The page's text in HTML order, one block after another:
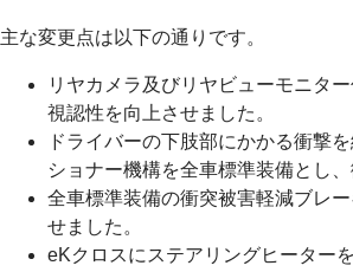
主な変更点は以下の通りです。
リヤカメラ及びリヤビューモニタ
視認性を向上させました。
ドライバーの下肢部にかかる衝撃
ショナー機構を全車標準装備とし
全車標準装備の衝突被害軽減ブレ
せました。
eKクロスにステアリングヒーター